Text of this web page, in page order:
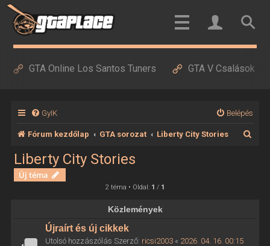
GTA Online Los Santos Tuners GTA V Csalások
GyIK Belépés
Fórum kezdőlap GTA sorozat Liberty City Stories
Liberty City Stories
Új téma
2 téma • Oldal: 1 / 1
Közlemények
Újraírt és új cikkek
Utolsó hozzászólás Szerző: ricsi2003« 2026. 04. 16. 00:15